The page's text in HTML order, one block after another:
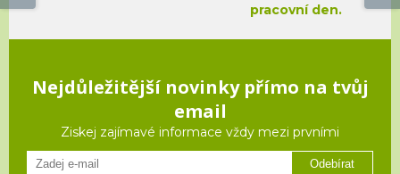
pracovní den.
Nejdůležitější novinky přímo na tvůj
email
Ziskej zajímavé informace vždy mezi prvními
Odebírat